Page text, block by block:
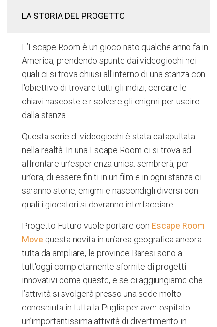
LA STORIA DEL PROGETTO
L’Escape Room è un gioco nato qualche anno fa in
America, prendendo spunto dai videogiochi nei
quali ci si trova chiusi all'interno di una stanza con
l'obiettivo di trovare tutti gli indizi, cercare le
chiavi nascoste e risolvere gli enigmi per uscire
dalla stanza.
Questa serie di videogiochi è stata catapultata
nella realtà. In una Escape Room ci si trova ad
affrontare un’esperienza unica: sembrerà, per
un’ora, di essere finiti in un film e in ogni stanza ci
saranno storie, enigmi e nascondigli diversi con i
quali i giocatori si dovranno interfacciare.
Progetto Futuro vuole portare con Escape Room
Move questa novità in un’area geografica ancora
tutta da ampliare, le province Baresi sono a
tutt'oggi completamente sfornite di progetti
innovativi come questo, e se ci aggiungiamo che
l’attività si svolgerà presso una sede molto
conosciuta in tutta la Puglia per aver ospitato
un’importantissima attività di divertimento in